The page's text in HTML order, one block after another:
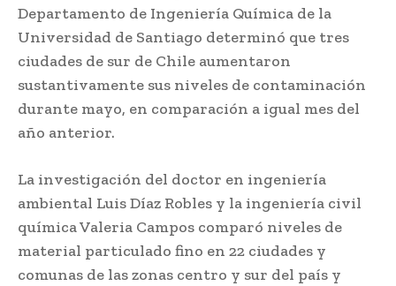
Departamento de Ingeniería Química de la
Universidad de Santiago determinó que tres
ciudades de sur de Chile aumentaron
sustantivamente sus niveles de contaminación
durante mayo, en comparación a igual mes del
año anterior.
La investigación del doctor en ingeniería
ambiental Luis Díaz Robles y la ingeniería civil
química Valeria Campos comparó niveles de
material particulado fino en 22 ciudades y
comunas de las zonas centro y sur del país y